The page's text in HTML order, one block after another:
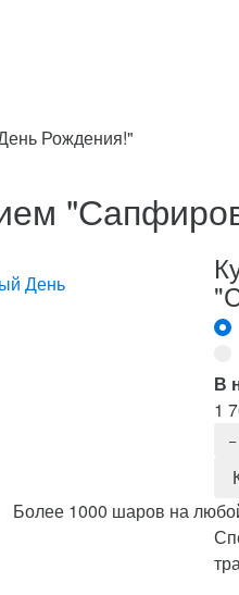
Рождения!"
В
1
Более 1000 шаров на